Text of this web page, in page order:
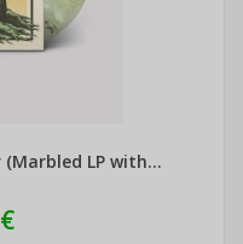
(Marbled LP with...